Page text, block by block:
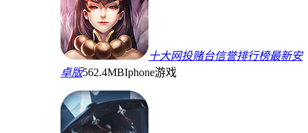
十大网投赌台信誉排行榜最新安
卓版562.4MBIphone游戏